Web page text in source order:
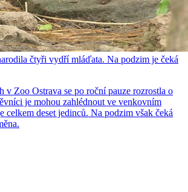
čtyři vydří mláďata. Na podzim je čeká
v Zoo Ostrava se po roční pauze rozrostla o
je mohou zahlédnout ve venkovním
celkem deset jedinců. Na podzim však čeká